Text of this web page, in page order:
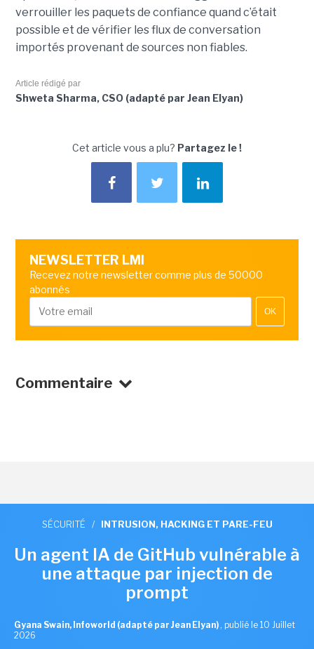
verrouiller les paquets de confiance quand c’était
possible et de vérifier les flux de conversation
importés provenant de sources non fiables.
Article rédigé par
Shweta Sharma, CSO (adapté par Jean Elyan)
Cet article vous a plu? Partagez le !
NEWSLETTER LMI
Recevez notre newsletter comme plus de 50000
abonnés
OK
Commentaire
SÉCURITÉ / INTRUSION, HACKING ET PARE-FEU
Un agent IA de GitHub vulnérable à
une attaque par injection de
prompt
Gyana Swain, Infoworld (adapté par Jean Elyan) , publié le 10 Juillet
2026